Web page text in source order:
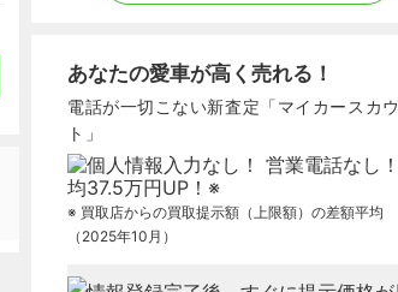
あなたの愛車が高く売れる！
電話が一切こない新査定「マイカースカウ
ト」
※ 買取店からの買取提示額（上限額）の差額平均
（2025年10月）